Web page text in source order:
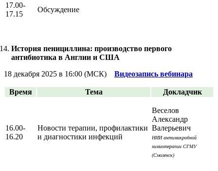
17.00-
17.15
Обсуждение
История пенициллина: производство первого
антибиотика в Англии и США
18 декабря 2025 в 16:00 (МСК) Видеозапись вебинара
Время Тема Докладчик
16.00-
16.20
Новости терапии, профилактики
и диагностики инфекций
Веселов
Александр
Валерьевич
НИИ антимикробной
химиотерапии СГМУ
(Смоленск)